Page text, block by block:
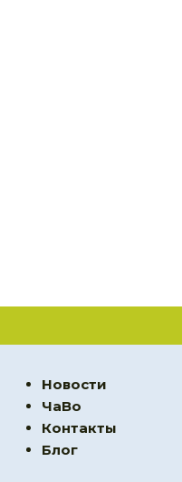
Новости
ЧаВо
Контакты
Блог